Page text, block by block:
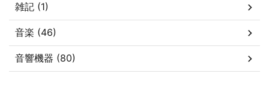
雑記 (1)
音楽 (46)
音響機器 (80)